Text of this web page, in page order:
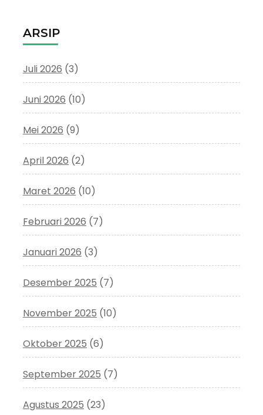
ARSIP
Juli 2026 (3)
Juni 2026 (10)
Mei 2026 (9)
April 2026 (2)
Maret 2026 (10)
Februari 2026 (7)
Januari 2026 (3)
Desember 2025 (7)
November 2025 (10)
Oktober 2025 (6)
September 2025 (7)
Agustus 2025 (23)